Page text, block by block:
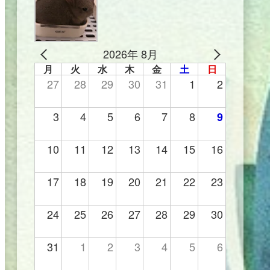
2026年 8月
月 火 水 木 金 土 日
27 28 29 30 31 1 2
3 4 5 6 7 8 9
10 11 12 13 14 15 16
17 18 19 20 21 22 23
24 25 26 27 28 29 30
31 1 2 3 4 5 6